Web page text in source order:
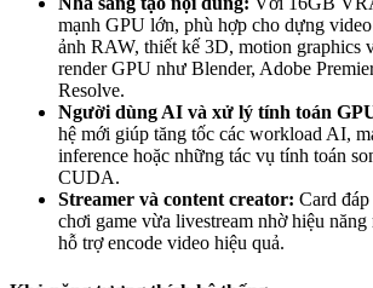
mạnh GPU lớn, phù hợp cho dựng
ảnh RAW, thiết kế 3D, motion graphics
render GPU như Blender, Adobe
Resolve.
Người dùng AI và xử lý tính toán
hệ mới giúp tăng tốc các workload AI,
inference hoặc những tác vụ tính toán
CUDA.
Streamer và content creator: Card
chơi game vừa livestream nhờ hiệu năng
hỗ trợ encode video hiệu quả.